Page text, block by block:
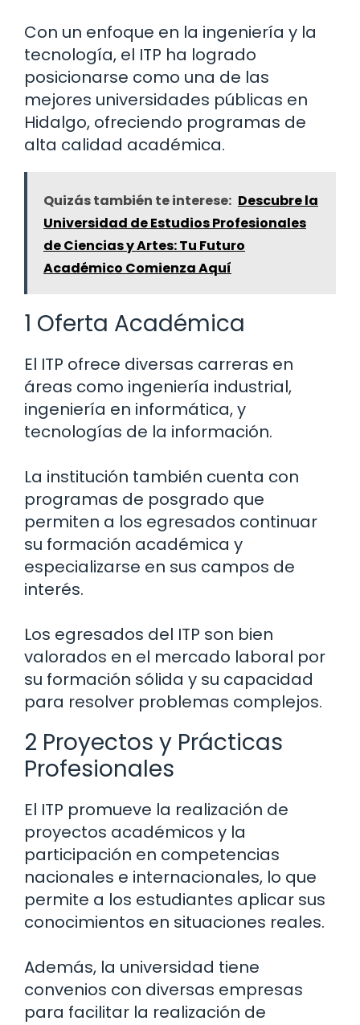
Con un enfoque en la ingeniería y la
tecnología, el ITP ha logrado
posicionarse como una de las
mejores universidades públicas en
Hidalgo, ofreciendo programas de
alta calidad académica.
Quizás también te interese: Descubre la
Universidad de Estudios Profesionales
de Ciencias y Artes: Tu Futuro
Académico Comienza Aquí
1 Oferta Académica
El ITP ofrece diversas carreras en
áreas como ingeniería industrial,
ingeniería en informática, y
tecnologías de la información.
La institución también cuenta con
programas de posgrado que
permiten a los egresados continuar
su formación académica y
especializarse en sus campos de
interés.
Los egresados del ITP son bien
valorados en el mercado laboral por
su formación sólida y su capacidad
para resolver problemas complejos.
2 Proyectos y Prácticas
Profesionales
El ITP promueve la realización de
proyectos académicos y la
participación en competencias
nacionales e internacionales, lo que
permite a los estudiantes aplicar sus
conocimientos en situaciones reales.
Además, la universidad tiene
convenios con diversas empresas
para facilitar la realización de